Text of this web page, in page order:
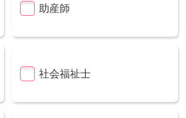
助産師
社会福祉士